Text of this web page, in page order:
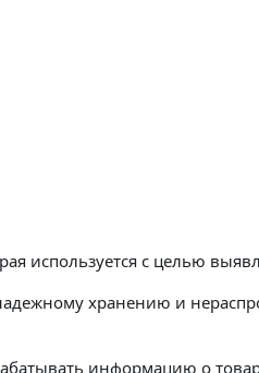
используется с целью
хранению и
информацию о